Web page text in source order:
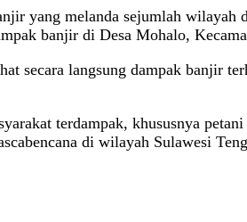
yang melanda sejumlah
banjir di Desa Mohalo,
secara langsung dampak banjir
terdampak, khususnya
di wilayah Sulawesi